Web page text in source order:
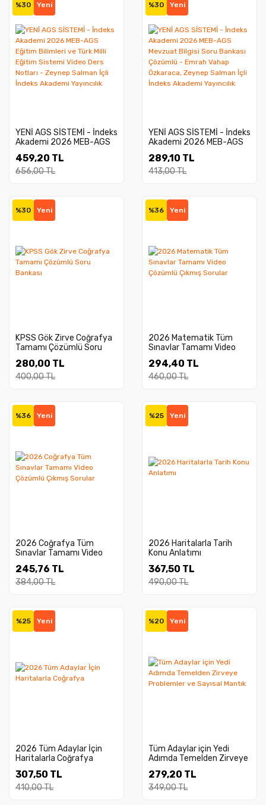
%30 Yeni
YENİ AGS SİSTEMİ - İndeks
Akademi 2026 MEB-AGS
Eğitim Sistemi Video Ders
Notları - Zeynep Salman
459,20 TL
656,00 TL
%30 Yeni
YENİ AGS SİSTEMİ - İndeks
Akademi 2026 MEB-AGS
Bankası Çözümlü - Emrah
Vahap Özkaraca, Zeynep
289,10 TL
413,00 TL
%30 Yeni
KPSS Gök Zirve Coğrafya
Tamamı Çözümlü Soru
280,00 TL
400,00 TL
%36 Yeni
2026 Matematik Tüm
Sınavlar Tamamı Video
294,40 TL
460,00 TL
%36 Yeni
2026 Coğrafya Tüm
Sınavlar Tamamı Video
245,76 TL
384,00 TL
%25 Yeni
2026 Haritalarla Tarih
Konu Anlatımı
367,50 TL
490,00 TL
%25 Yeni
2026 Tüm Adaylar İçin
Haritalarla Coğrafya
307,50 TL
410,00 TL
%20 Yeni
Tüm Adaylar için Yedi
Adımda Temelden Zirveye
Mantık
279,20 TL
349,00 TL